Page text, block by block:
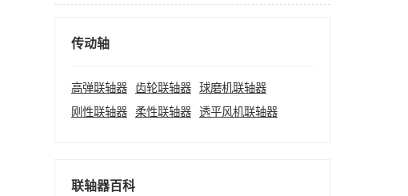
传动轴
高弹联轴器 齿轮联轴器
球磨机联轴器
刚性联轴器
柔性联轴器 透平风机联轴器
联轴器百科